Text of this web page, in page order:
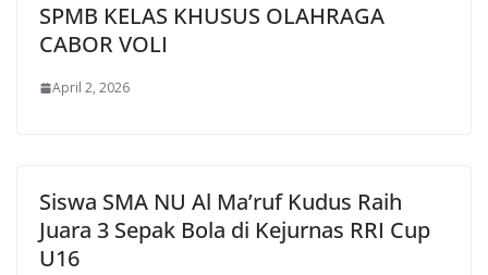
SPMB KELAS KHUSUS OLAHRAGA
CABOR VOLI
April 2, 2026
Siswa SMA NU Al Ma’ruf Kudus Raih
Juara 3 Sepak Bola di Kejurnas RRI Cup
U16